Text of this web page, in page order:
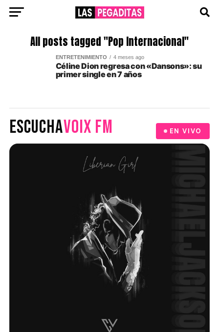
All posts tagged "Pop Internacional"
ENTRETENIMIENTO 4 meses ago
Céline Dion regresa con «Dansons»: su
primer single en 7 años
ESCUCHAVOIX FM EN VIVO